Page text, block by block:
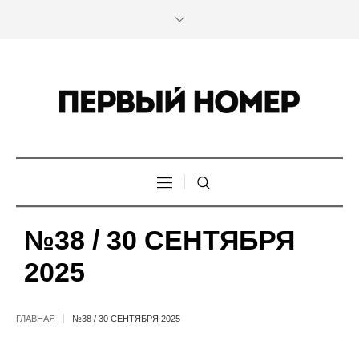
№38 / 30 СЕНТЯБРЯ
2025
ГЛАВНАЯ №38 / 30 СЕНТЯБРЯ 2025